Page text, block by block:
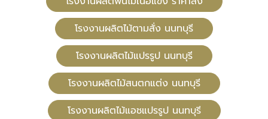
โรงงานผลิตไม้ตามสั่ง นนทบุรี
โรงงานผลิตไม้แปรรูป นนทบุรี
โรงงานผลิตไม้สนตกแต่ง นนทบุรี
โรงงานผลิตไม้แอชแปรรูป นนทบุรี